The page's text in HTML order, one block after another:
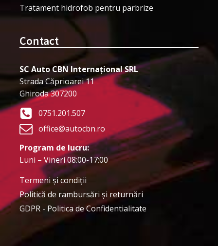
Tratament hidrofob pentru parbrize
Contact
SC Auto CBN Internațional SRL
Strada Căprioarei 11
Ghiroda 307200
0751.201.507
office@autocbn.ro
Program de lucru:
Luni – Vineri 08:00-17:00
Termeni şi condiţii
Politică de rambursări și returnări
GDPR - Politica de Confidentialitate